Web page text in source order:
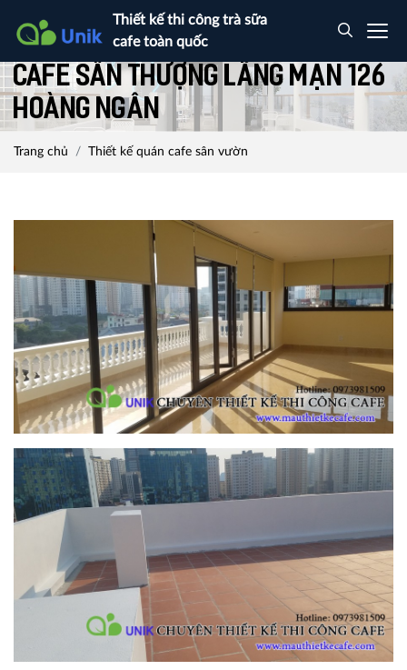
Thiết kế thi công trà sữa
cafe toàn quốc
Cafe sân thượng lãng mạn 126
Hoàng Ngân
Trang chủ Thiết kế quán cafe sân vườn